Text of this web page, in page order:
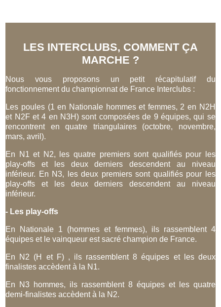
LES INTERCLUBS, COMMENT ÇA
MARCHE ?
Nous vous proposons un petit récapitulatif du
fonctionnement du championnat de France Interclubs :
Les poules (1 en Nationale hommes et femmes, 2 en N2H
et N2F et 4 en N3H) sont composées de 9 équipes, qui se
rencontrent en quatre triangulaires (octobre, novembre,
mars, avril).
En N1 et N2, les quatre premiers sont qualifiés pour les
play-offs et les deux derniers descendent au niveau
inférieur. En N3, les deux premiers sont qualifiés pour les
play-offs et les deux derniers descendent au niveau
inférieur.
- Les play-offs
En Nationale 1 (hommes et femmes), ils rassemblent 4
équipes et le vainqueur est sacré champion de France.
En N2 (H et F) , ils rassemblent 8 équipes et les deux
finalistes accèdent à la N1.
En N3 hommes, ils rassemblent 8 équipes et les quatre
demi-finalistes accèdent à la N2.